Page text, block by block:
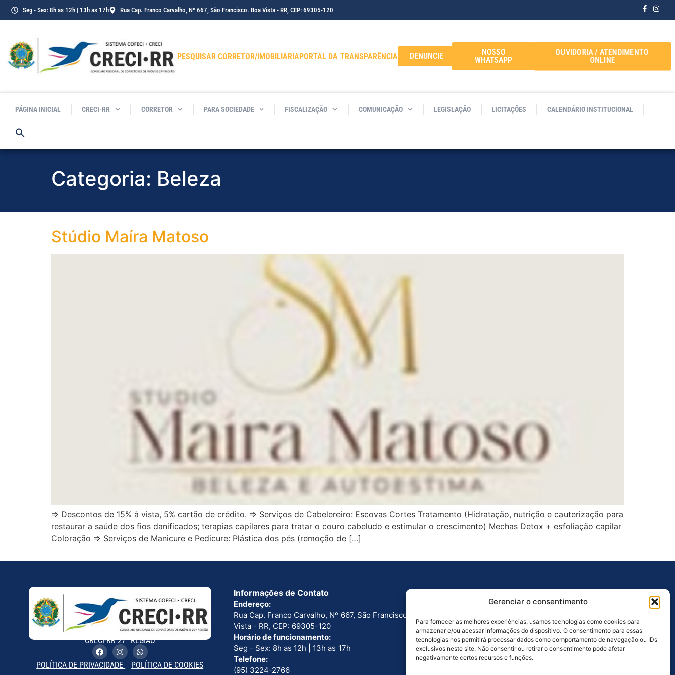
Gerenciar o consentimento
Para fornecer as melhores experiências, usamos tecnologias como cookies para
armazenar e/ou acessar informações do dispositivo. O consentimento para essas
tecnologias nos permitirá processar dados como comportamento de navegação ou IDs
exclusivos neste site. Não consentir ou retirar o consentimento pode afetar
negativamente certos recursos e funções.
conteúdoSeg - Sex: 8h as 12h | 13h as 17h Rua Cap. Franco Carvalho, Nº 667, São Francisco. Boa Vista - RR, CEP: 69305-120
PESQUISAR CORRETOR/IMOBILIARIAPORTAL DA TRANSPARÊNCIA DENUNCIE
NOSSO
WHATSAPP
OUVIDORIA / ATENDIMENTO
ONLINE
PÁGINA INICIAL CRECI-RR CORRETOR PARA SOCIEDADE FISCALIZAÇÃO COMUNICAÇÃO LEGISLAÇÃO LICITAÇÕES CALENDÁRIO INSTITUCIONAL
Categoria: Beleza
Stúdio Maíra Matoso
⇒ Descontos de 15% à vista, 5% cartão de crédito. ⇒ Serviços de Cabelereiro: Escovas Cortes Tratamento (Hidratação, nutrição e cauterização para
restaurar a saúde dos fios danificados; terapias capilares para tratar o couro cabeludo e estimular o crescimento) Mechas Detox + esfoliação capilar
Coloração ⇒ Serviços de Manicure e Pedicure: Plástica dos pés (remoção de […]
CRECI-RR 27ª REGIÃO
POLÍTICA DE PRIVACIDADE POLÍTICA DE COOKIES
Informações de Contato
Endereço:
Rua Cap. Franco Carvalho, Nº 667, São Francisco. Boa
Vista - RR, CEP: 69305-120
Horário de funcionamento:
Seg - Sex: 8h as 12h | 13h as 17h
Telefone:
(95) 3224-2766
Ouvidoria
Licitações
Galeria de Fotos
Galeria de Vídeos